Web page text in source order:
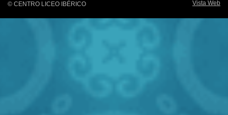
© CENTRO LICEO IBÉRICO
Vista Web